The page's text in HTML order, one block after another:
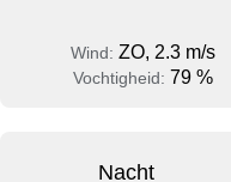
Wind: ZO, 2.3 m/s
Vochtigheid: 79 %
Nacht